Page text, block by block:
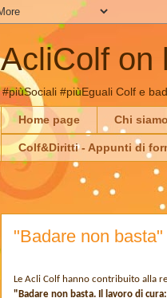
AcliColf on
#piùSociali #piùEguali Colf e
Home page Chi siamo
Colf&Diritti - Appunti di
"Badare non basta"
Le Acli Colf hanno contribuito alla
"Badare non basta. Il lavoro di